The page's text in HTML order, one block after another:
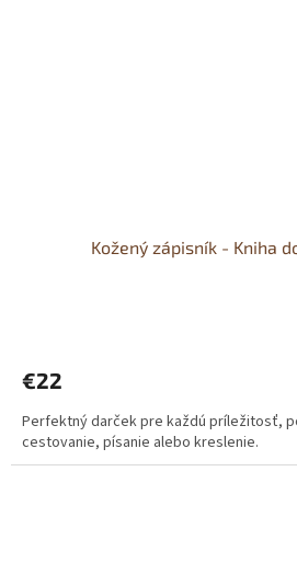
Kožený zápisník - Kniha
€22
Perfektný darček pre každú príležitosť,
cestovanie, písanie alebo kreslenie.